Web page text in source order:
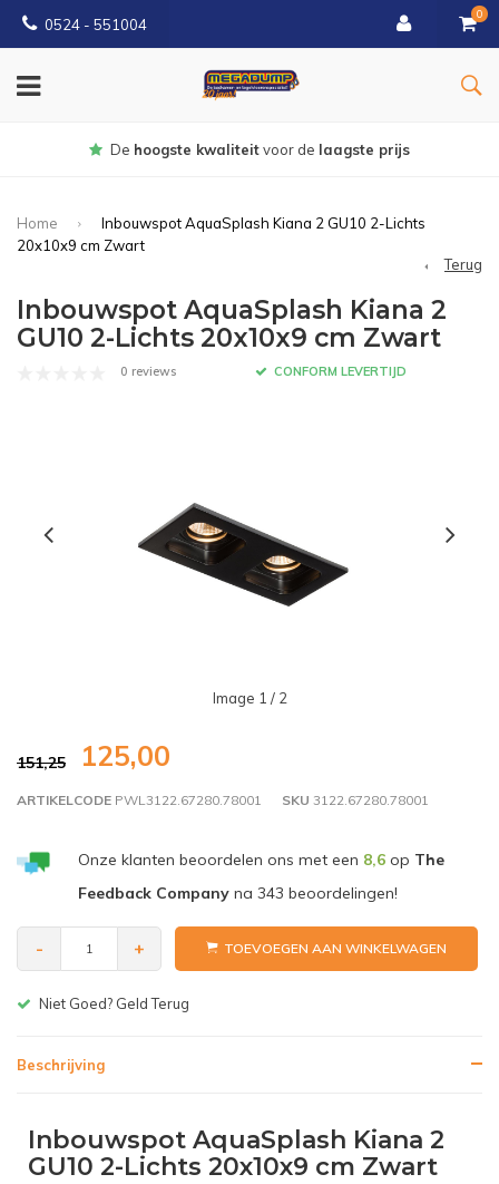
0524 - 551004
0
Gratisbezorgd vanaf €150
Home
Inbouwspot AquaSplash Kiana 2 GU10 2-Lichts
20x10x9 cm Zwart
Terug
Inbouwspot AquaSplash Kiana 2
GU10 2-Lichts 20x10x9 cm Zwart
0 reviews CONFORM LEVERTIJD
Image 1 / 2
151,25 125,00
ARTIKELCODE PWL3122.67280.78001 SKU 3122.67280.78001
Onze klanten beoordelen ons met een 8,6op The
Feedback Companyna 343 beoordelingen!
- + TOEVOEGEN AAN WINKELWAGEN
Gratis bezorgen v.a. € 150,-(NL)
Beschrijving
Inbouwspot AquaSplash Kiana 2
GU10 2-Lichts 20x10x9 cm Zwart